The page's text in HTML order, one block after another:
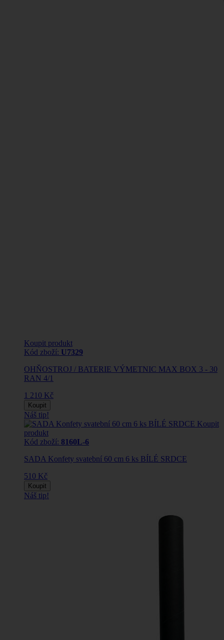
Koupit produkt
Kód zboží: U7329
OHŇOSTROJ / BATERIE VÝMETNIC MAX BOX 3 - 30
RAN 4/1
1 210 Kč
Koupit
Náš tip!
Koupit
produkt
Kód zboží: 8160L-6
SADA Konfety svatební 60 cm 6 ks BÍLÉ SRDCE
510 Kč
Koupit
Náš tip!